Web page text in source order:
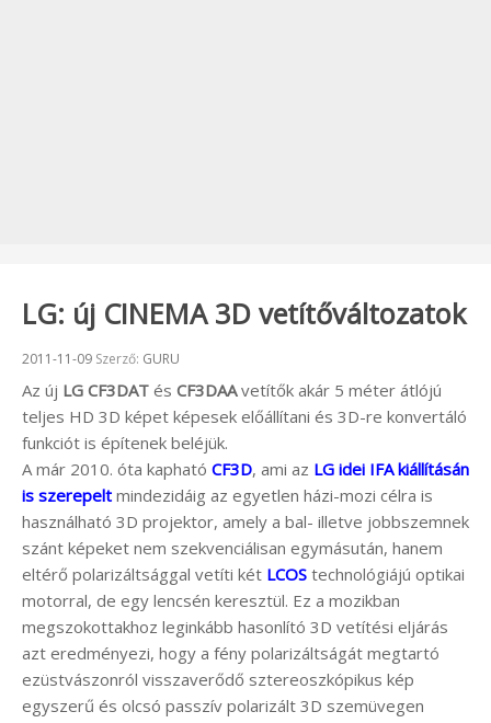
LG: új CINEMA 3D vetítőváltozatok
Beküldve:
2011-11-09 Szerző: GURU
Az új LG CF3DAT és CF3DAAvetítők akár 5 méter átlójú
teljes HD 3D képet képesek előállítani és 3D-re konvertáló
funkciót is építenek beléjük.
A már 2010. óta kapható CF3D, ami az LG idei IFA kiállításán
is szerepelt mindezidáig az egyetlen házi-mozi célra is
használható 3D projektor, amely a bal- illetve jobbszemnek
szánt képeket nem szekvenciálisan egymásután, hanem
eltérő polarizáltsággal vetíti két LCOS technológiájú optikai
motorral, de egy lencsén keresztül. Ez a mozikban
megszokottakhoz leginkább hasonlító 3D vetítési eljárás
azt eredményezi, hogy a fény polarizáltságát megtartó
ezüstvászonról visszaverődő sztereoszkópikus kép
egyszerű és olcsó passzív polarizált 3D szemüvegen